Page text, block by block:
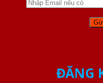
ĐĂNG